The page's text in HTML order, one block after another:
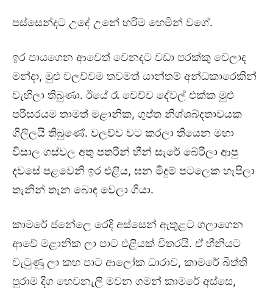
පස්සෙන්දට උදේ උනේ හරිම හෙමින් වගේ.
ඉර පායගෙන ආවෙත් වෙනදට වඩා පරක්කු වෙලාද
මන්දා, මුළු වලව්වම තවමත් යාන්තම් අන්ධකාරෙකින්
වැහිලා තිබුණා. ඊයේ රෑ වෙච්ච දේවල් එක්ක මුළු
පරිසරයම තාමත් මළානික, ගුප්ත නිශ්ශබ්දතාවයක
ගිලිලයි තිබුණේ. වලව්ව වට කරලා තියෙන මහා
විසාල ගස්වල අතු පතරින් හීන් සැරේ බේරිලා ආපු
දවසේ පළවෙනි ඉර එළිය, ඝන මීදුම් පටලෙක හැපිලා
තැනින් තැන බොඳ වෙලා ගියා.
කාමරේ ජනේලෙ රෙදි අස්සෙන් ඇතුළට ගලාගෙන
ආවේ මළානික ලා පාට එළියක් විතරයි. ඒ හීනියට
වැටුණු ලා කහ පාට ආලෝක ධාරාව, කාමරේ බිත්ති
පුරාම දිග හෙවනැලි මවන ගමන් කාමරේ අස්සෙ,